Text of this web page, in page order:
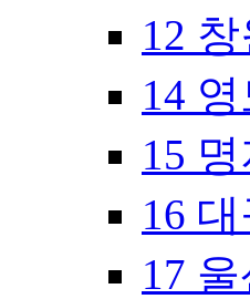
12
14
15
16
17